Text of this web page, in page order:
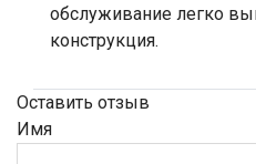
обслуживание легко
конструкция.
Оставить отзыв
Имя